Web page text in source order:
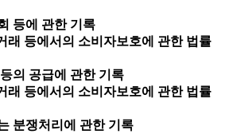
등에 관한 기록
등에서의 소비자보호에 관한 법률
의 공급에 관한 기록
등에서의 소비자보호에 관한 법률
분쟁처리에 관한 기록